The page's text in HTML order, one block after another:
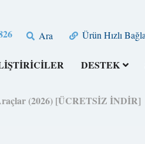
Ara Ürün Hızlı
DESTEK
(2026) [ÜCRETSİZ İNDİR]